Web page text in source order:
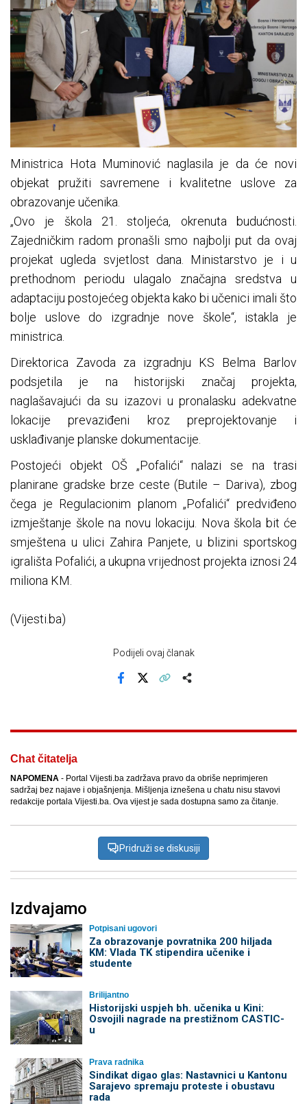
Ministrica Hota Muminović naglasila je da će novi
objekat pružiti savremene i kvalitetne uslove za
obrazovanje učenika.
„Ovo je škola 21. stoljeća, okrenuta budućnosti.
Zajedničkim radom pronašli smo najbolji put da ovaj
projekat ugleda svjetlost dana. Ministarstvo je i u
prethodnom periodu ulagalo značajna sredstva u
adaptaciju postojećeg objekta kako bi učenici imali što
bolje uslove do izgradnje nove škole“, istakla je
ministrica.
Direktorica Zavoda za izgradnju KS Belma Barlov
podsjetila je na historijski značaj projekta,
naglašavajući da su izazovi u pronalasku adekvatne
lokacije prevaziđeni kroz preprojektovanje i
usklađivanje planske dokumentacije.
Postojeći objekt OŠ „Pofalići“ nalazi se na trasi
planirane gradske brze ceste (Butile – Dariva), zbog
čega je Regulacionim planom „Pofalići“ predviđeno
izmještanje škole na novu lokaciju. Nova škola bit će
smještena u ulici Zahira Panjete, u blizini sportskog
igrališta Pofalići, a ukupna vrijednost projekta iznosi 24
miliona KM.
(Vijesti.ba)
Podijeli ovaj članak
Facebook
Chat čitatelja
NAPOMENA - Portal Vijesti.ba zadržava pravo da obriše neprimjeren
sadržaj bez najave i objašnjenja. Mišljenja iznešena u chatu nisu stavovi
redakcije portala Vijesti.ba. Ova vijest je sada dostupna samo za čitanje.
Pridruži se diskusiji
Izdvajamo
Potpisani ugovori
Za obrazovanje povratnika 200 hiljada
KM: Vlada TK stipendira učenike i
studente
Brilijantno
Historijski uspjeh bh. učenika u Kini:
Osvojili nagrade na prestižnom CASTIC-
u
Prava radnika
Sindikat digao glas: Nastavnici u Kantonu
Sarajevo spremaju proteste i obustavu
rada